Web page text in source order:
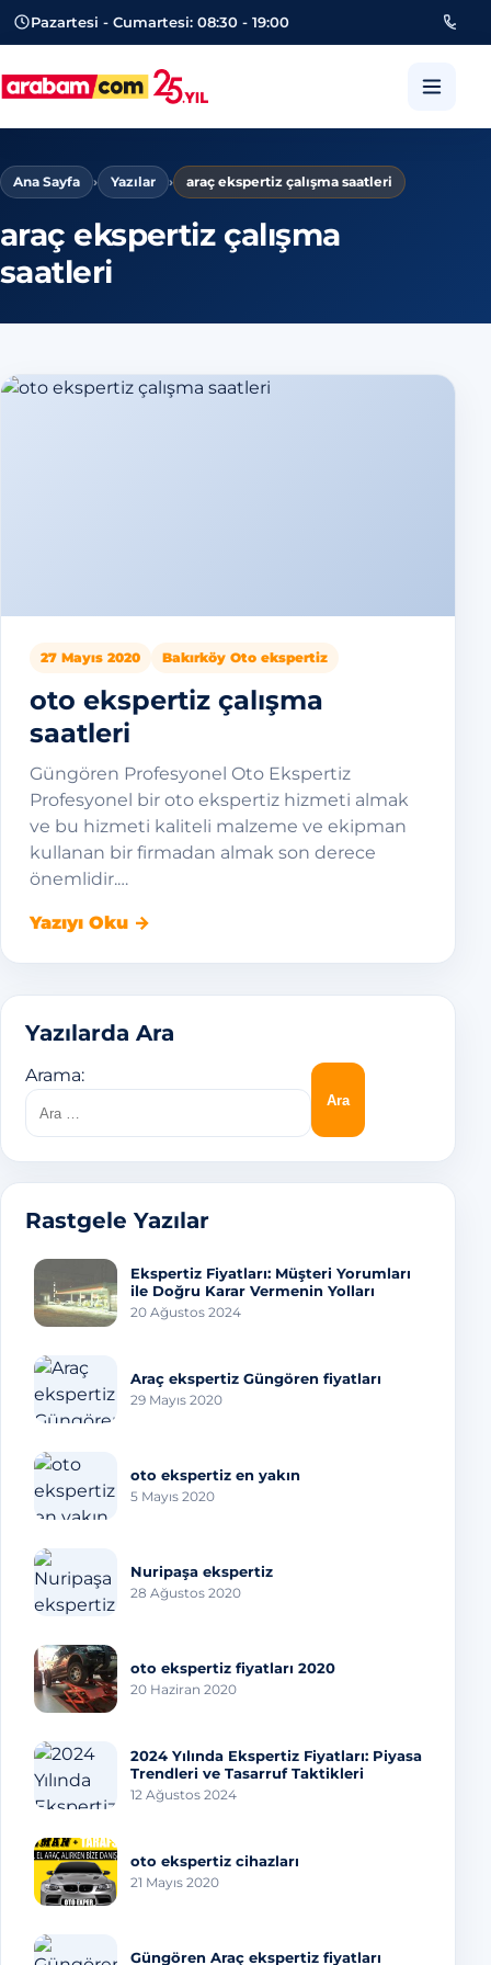
Pazartesi - Cumartesi: 08:30 - 19:00
arabam.com Güngören oto
Ana Sayfa › Yazılar › araç ekspertiz çalışma saatleri
araç ekspertiz çalışma
saatleri
27 Mayıs 2020 Bakırköy Oto ekspertiz
oto ekspertiz çalışma
saatleri
Güngören Profesyonel Oto Ekspertiz
Profesyonel bir oto ekspertiz hizmeti almak
ve bu hizmeti kaliteli malzeme ve ekipman
kullanan bir firmadan almak son derece
önemlidir.…
Yazıyı Oku →
Yazılarda Ara
Arama:
Rastgele Yazılar
Ekspertiz Fiyatları: Müşteri Yorumları
ile Doğru Karar Vermenin Yolları
20 Ağustos 2024
Araç ekspertiz Güngören fiyatları
29 Mayıs 2020
oto ekspertiz en yakın
5 Mayıs 2020
Nuripaşa ekspertiz
28 Ağustos 2020
oto ekspertiz fiyatları 2020
20 Haziran 2020
2024 Yılında Ekspertiz Fiyatları: Piyasa
Trendleri ve Tasarruf Taktikleri
12 Ağustos 2024
oto ekspertiz cihazları
21 Mayıs 2020
Güngören Araç ekspertiz fiyatları